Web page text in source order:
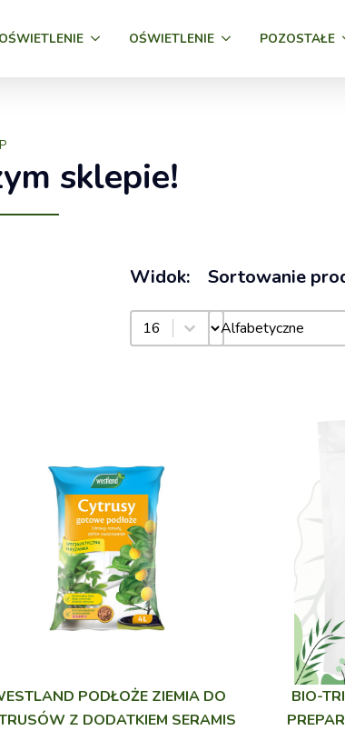
OŚWIETLENIE OŚWIETLENIE POZOSTAŁE
sklepie!
Widok:
Widok:
Sortowanie
Sortowanie
Sortowanie produktów:
PODŁOŻE ZIEMIA DO
Z DODATKIEM SERAMIS
BIO-